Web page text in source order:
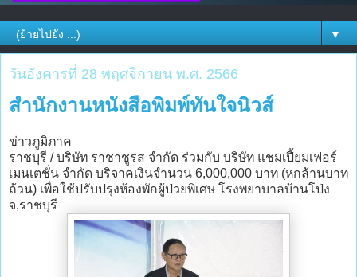
▼
วันอังคารที่ 28 พฤศจิกายน พ.ศ. 2566
สำนักงานหนังสือพิมพ์ทันใจนิวส์
ข่าวภูมิภาค
ราชบุรี / บริษัท ราชาชูรส จำกัด ร่วมกับ บริษัท แชมเปี้ยมเฟอร์
เมนเตชั่น จำกัด บริจาคเงินจำนวน 6,000,000 บาท (หกล้านบาท
ถ้วน) เพื่อใช้ปรับปรุงห้องพักผู้ป่วยพิเศษ โรงพยาบาลบ้านโป่ง
จ,ราชบุรี